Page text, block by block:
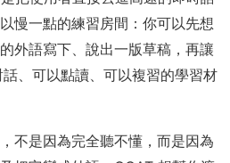
慢一點的練習房間：你可以先想
外語寫下、說出一版草稿，再讓
、可以點讀、可以複習的學習材
不是因為完全聽不懂，而是因為